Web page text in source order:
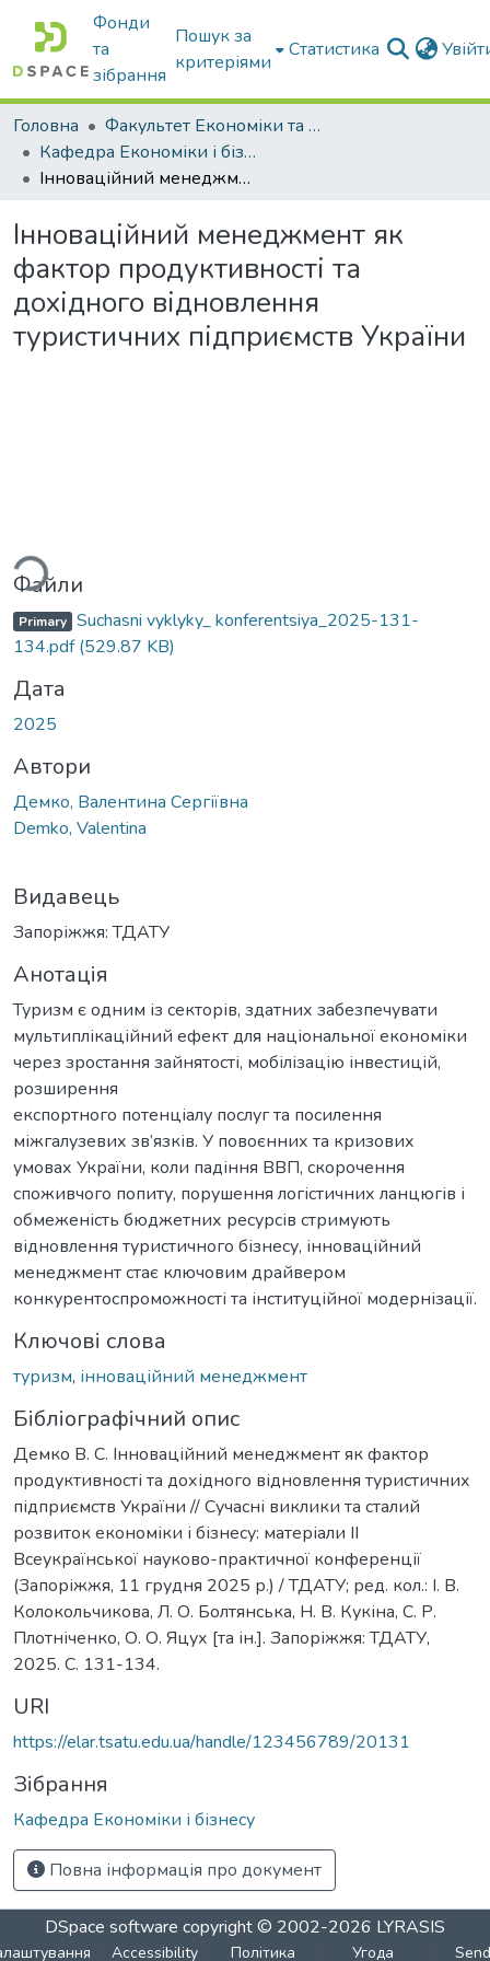
Фонди
та
зібрання
Пошук за
критеріями
Статистика
Головна
Факультет Економіки та бізнесу
Кафедра Економіки і бізнесу
Інноваційний менеджмент як фактор продуктивності та дохідного відновлення туристичних підприємств України
Інноваційний менеджмент як
фактор продуктивності та
дохідного відновлення
туристичних підприємств України
Файли
Primary Suchasni vyklyky_ konferentsiya_2025-131-
134.pdf(529.87 KB)
Дата
2025
Автори
Демко, Валентина Сергіївна
Demko, Valentina
Видавець
Запоріжжя: ТДАТУ
Анотація
Туризм є одним із секторів, здатних забезпечувати
мультиплікаційний ефект для національної економіки
через зростання зайнятості, мобілізацію інвестицій,
розширення
експортного потенціалу послуг та посилення
міжгалузевих зв’язків. У повоєнних та кризових
умовах України, коли падіння ВВП, скорочення
споживчого попиту, порушення логістичних ланцюгів і
обмеженість бюджетних ресурсів стримують
відновлення туристичного бізнесу, інноваційний
менеджмент стає ключовим драйвером
конкурентоспроможності та інституційної модернізації.
Ключові слова
туризм, інноваційний менеджмент
Бібліографічний опис
Демко В. С. Інноваційний менеджмент як фактор
продуктивності та дохідного відновлення туристичних
підприємств України // Сучасні виклики та сталий
розвиток економіки і бізнесу: матеріали IІ
Всеукраїнської науково-практичної конференції
(Запоріжжя, 11 грудня 2025 р.) / ТДАТУ; ред. кол.: І. В.
Колокольчикова, Л. О. Болтянська, Н. В. Кукіна, С. Р.
Плотніченко, О. О. Яцух [та ін.]. Запоріжжя: ТДАТУ,
2025. С. 131-134.
URI
https://elar.tsatu.edu.ua/handle/123456789/20131
Зібрання
Кафедра Економіки і бізнесу
Повна інформація про документ
DSpace software copyright © 2002-2026 LYRASIS
Accessibility Політика Угода Send